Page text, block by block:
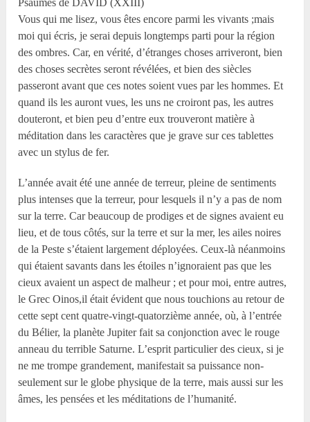
Psaumes de DAVID (XXIII)
Vous qui me lisez, vous êtes encore parmi les vivants ;mais
moi qui écris, je serai depuis longtemps parti pour la région
des ombres. Car, en vérité, d’étranges choses arriveront, bien
des choses secrètes seront révélées, et bien des siècles
passeront avant que ces notes soient vues par les hommes. Et
quand ils les auront vues, les uns ne croiront pas, les autres
douteront, et bien peu d’entre eux trouveront matière à
méditation dans les caractères que je grave sur ces tablettes
avec un stylus de fer.
L’année avait été une année de terreur, pleine de sentiments
plus intenses que la terreur, pour lesquels il n’y a pas de nom
sur la terre. Car beaucoup de prodiges et de signes avaient eu
lieu, et de tous côtés, sur la terre et sur la mer, les ailes noires
de la Peste s’étaient largement déployées. Ceux-là néanmoins
qui étaient savants dans les étoiles n’ignoraient pas que les
cieux avaient un aspect de malheur ; et pour moi, entre autres,
le Grec Oinos,il était évident que nous touchions au retour de
cette sept cent quatre-vingt-quatorzième année, où, à l’entrée
du Bélier, la planète Jupiter fait sa conjonction avec le rouge
anneau du terrible Saturne. L’esprit particulier des cieux, si je
ne me trompe grandement, manifestait sa puissance non-
seulement sur le globe physique de la terre, mais aussi sur les
âmes, les pensées et les méditations de l’humanité.